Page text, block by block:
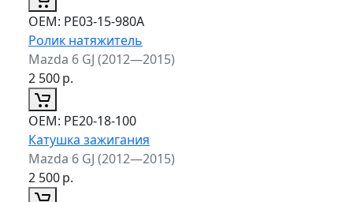
ОЕМ: PE03-15-980A
Ролик натяжитель
Mazda 6 GJ (2012—2015)
2 500р.
ОЕМ: PE20-18-100
Катушка зажигания
Mazda 6 GJ (2012—2015)
2 500р.